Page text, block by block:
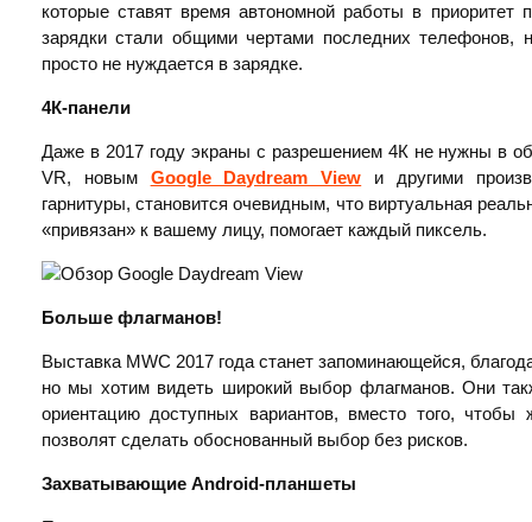
которые ставят время автономной работы в
зарядки стали общими чертами последних телефонов,
просто не нуждается в зарядке.
4К-панели
Даже в 2017 году экраны с разрешением 4К не нужны в
VR, новым Google Daydream View и другими
гарнитуры, становится очевидным, что виртуальная
«привязан» к вашему лицу, помогает каждый пиксель.
Больше флагманов!
Выставка MWC 2017 года станет запоминающейся,
но мы хотим видеть широкий выбор флагманов. Они
ориентацию доступных вариантов, вместо того,
позволят сделать обоснованный выбор без рисков.
Захватывающие Android-планшеты